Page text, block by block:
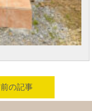
前の記事